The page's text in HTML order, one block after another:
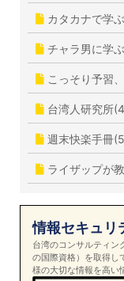
カタカナで学
チャラ男に学
こっそり予習
台湾人研究所
週末快楽手冊
ライザップが
情報セキュリ
台湾のコンサルティン
の国際資格）を取得し
様の大切な情報を高い